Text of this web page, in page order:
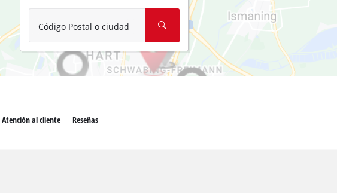
Aspirador de materiales húmedos y secos
Aspiradoras para cenizas
Más herramientas de limpieza
Hidrolavadoras
Código Postal o ciudad
Atención al cliente Reseñas